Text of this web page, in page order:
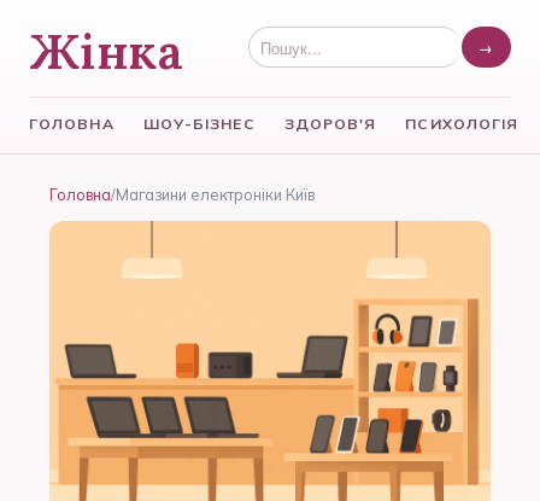
Жінка →
ГОЛОВНА ШОУ-БІЗНЕС ЗДОРОВ'Я ПСИХОЛОГІЯ
Головна/Магазини електроніки Київ